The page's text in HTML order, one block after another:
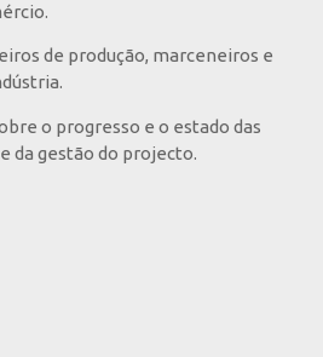
de produção, marceneiros e
o progresso e o estado das
da gestão do projecto.